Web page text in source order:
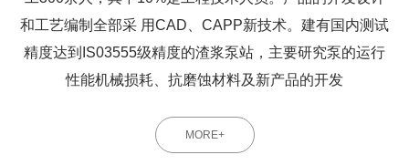
和工艺编制全部采 用CAD、CAPP新技术。建有国内测试
精度达到IS03555级精度的渣浆泵站，主要研究泵的运行
性能机械损耗、抗磨蚀材料及新产品的开发
MORE+